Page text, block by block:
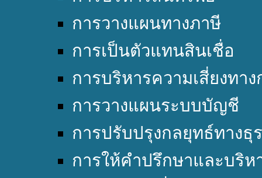
การวางแผนทางภาษี
การเป็นตัวแทนสินเชื่อ
การบริหารความเสี่ยงทาง
การวางแผนระบบบัญชี
การปรับปรุงกลยุทธ์ทางธุ
การให้คำปรึกษาและบริ